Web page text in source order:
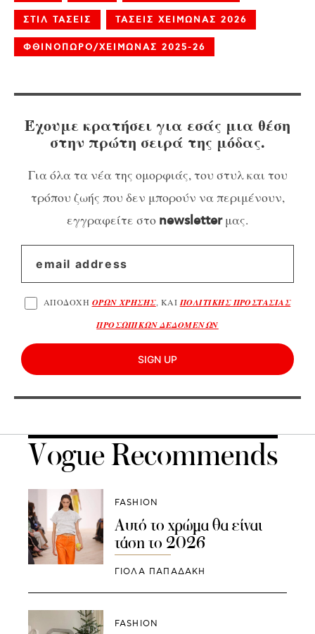
ΣΤΙΛ ΤΑΣΕΙΣ ΤΑΣΕΙΣ ΧΕΙΜΩΝΑΣ 2026
ΦΘΙΝΟΠΩΡΟ/ΧΕΙΜΩΝΑΣ 2025-26
Έχουμε κρατήσει για εσάς μια θέση
στην πρώτη σειρά της μόδας.
Για όλα τα νέα της ομορφιάς, του στυλ και του
τρόπου ζωής που δεν μπορούν να περιμένουν,
εγγραφείτε στο newsletterμας.
ΑΠΟΔΟΧΗ ΟΡΩΝ ΧΡΗΣΗΣ, ΚΑΙ ΠΟΛΙΤΙΚΗΣ ΠΡΟΣΤΑΣΙΑΣ
ΠΡΟΣΩΠΙΚΩΝ ΔΕΔΟΜΕΝΩΝ
SIGN UP
Vogue Recommends
FASHION
Αυτό το χρώμα θα είναι
τάση το 2026
ΓΙΌΛΑ ΠΑΠΑΔΆΚΗ
FASHION